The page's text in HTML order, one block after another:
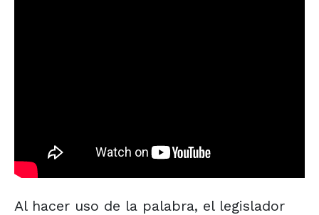
Al hacer uso de la palabra, el legislador